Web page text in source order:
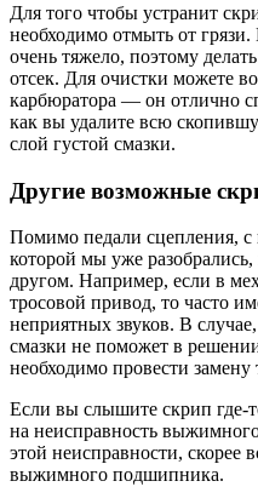
Для того чтобы устранит
необходимо отмыть от грязи.
очень тяжело, поэтому
отсек. Для очистки можете
карбюратора — он отлично
как вы удалите всю
слой густой смазки.
Другие возможные
Помимо педали сцепления,
которой мы уже
другом. Например, если в
тросовой привод, то часто
неприятных звуков. В
смазки не поможет в
необходимо провести замену
Если вы слышите скрип где-
на неисправность
этой неисправности, скорее
выжимного подшипника.